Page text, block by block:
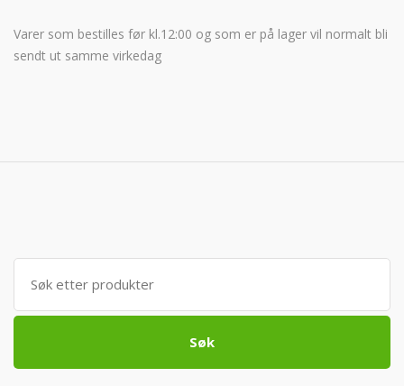
Varer som bestilles før kl.12:00 og som er på lager vil normalt bli
sendt ut samme virkedag
Søk
etter:
Søk